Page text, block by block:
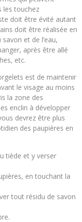
les touchez
doit être évité autant
doit être réalisée en
et de l’eau,
après être allé
etc.
est de maintenir
le visage au moins
la zone des
enclin à développer
devrez être plus
des paupières en
tiède et y verser
en touchant la
tout résidu de savon